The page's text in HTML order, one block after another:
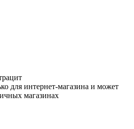
для интернет-магазина и может
магазинах